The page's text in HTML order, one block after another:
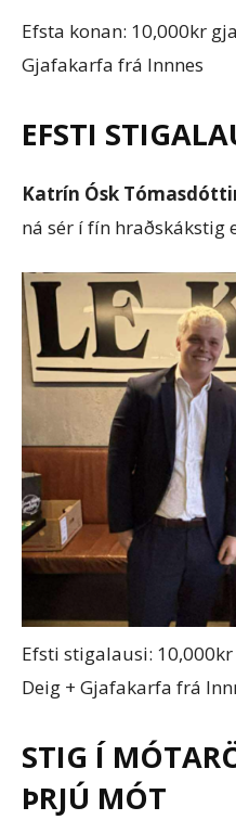
Efsta konan: 10,000kr
Gjafakarfa frá Innnes
EFSTI
Katrín Ósk
ná sér í fín hraðskákstig
Efsti stigalausi:
Deig + Gjafakarfa frá
STIG Í
ÞRJÚ MÓT